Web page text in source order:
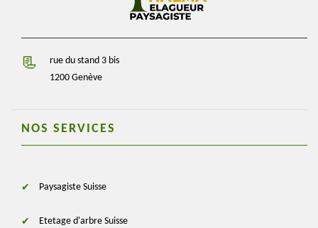
rue du stand 3 bis
1200 Genève
NOS SERVICES
Paysagiste Suisse
Etetage d'arbre Suisse